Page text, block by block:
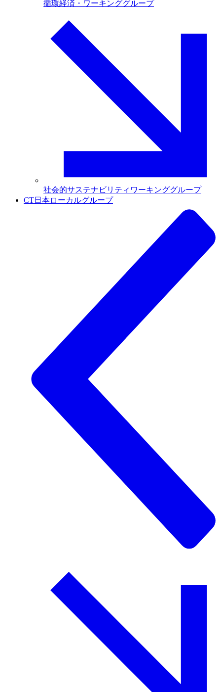
循環経済・ワーキンググループ
社会的サステナビリティワーキンググループ
CT日本ローカルグループ